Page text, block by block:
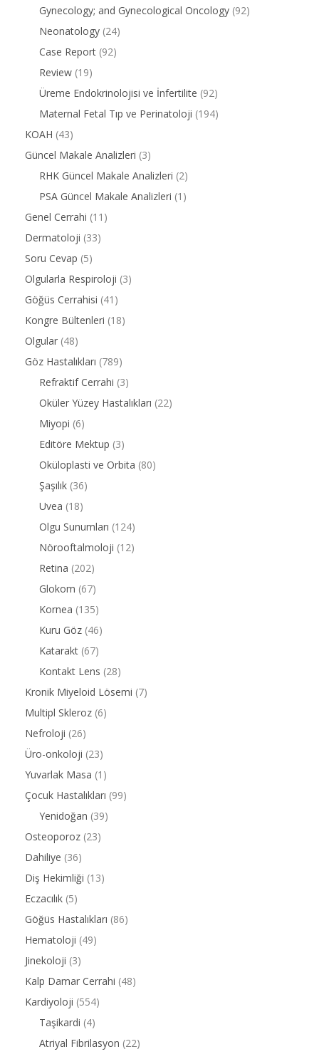
Gynecology; and Gynecological Oncology (92)
Neonatology (24)
Case Report (92)
Review (19)
Üreme Endokrinolojisi ve İnfertilite (92)
Maternal Fetal Tıp ve Perinatoloji (194)
KOAH (43)
Güncel Makale Analizleri (3)
RHK Güncel Makale Analizleri (2)
PSA Güncel Makale Analizleri (1)
Genel Cerrahi (11)
Dermatoloji (33)
Soru Cevap (5)
Olgularla Respiroloji (3)
Göğüs Cerrahisi (41)
Kongre Bültenleri (18)
Olgular (48)
Göz Hastalıkları (789)
Refraktif Cerrahi (3)
Oküler Yüzey Hastalıkları (22)
Miyopi (6)
Editöre Mektup (3)
Oküloplasti ve Orbita (80)
Şaşılık (36)
Uvea (18)
Olgu Sunumları (124)
Nörooftalmoloji (12)
Retina (202)
Glokom (67)
Kornea (135)
Kuru Göz (46)
Katarakt (67)
Kontakt Lens (28)
Kronik Miyeloid Lösemi (7)
Multipl Skleroz (6)
Nefroloji (26)
Üro-onkoloji (23)
Yuvarlak Masa (1)
Çocuk Hastalıkları (99)
Yenidoğan (39)
Osteoporoz (23)
Dahiliye (36)
Diş Hekimliği (13)
Eczacılık (5)
Göğüs Hastalıkları (86)
Hematoloji (49)
Jinekoloji (3)
Kalp Damar Cerrahi (48)
Kardiyoloji (554)
Taşikardi (4)
Atriyal Fibrilasyon (22)